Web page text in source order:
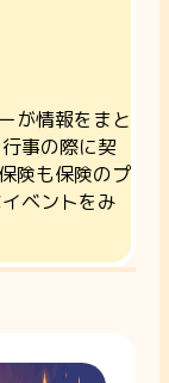
が情報をまと
事の際に契
険も保険のプ
ベントをみ